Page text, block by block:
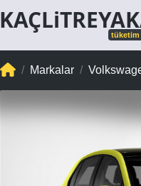
tüketim
Markalar